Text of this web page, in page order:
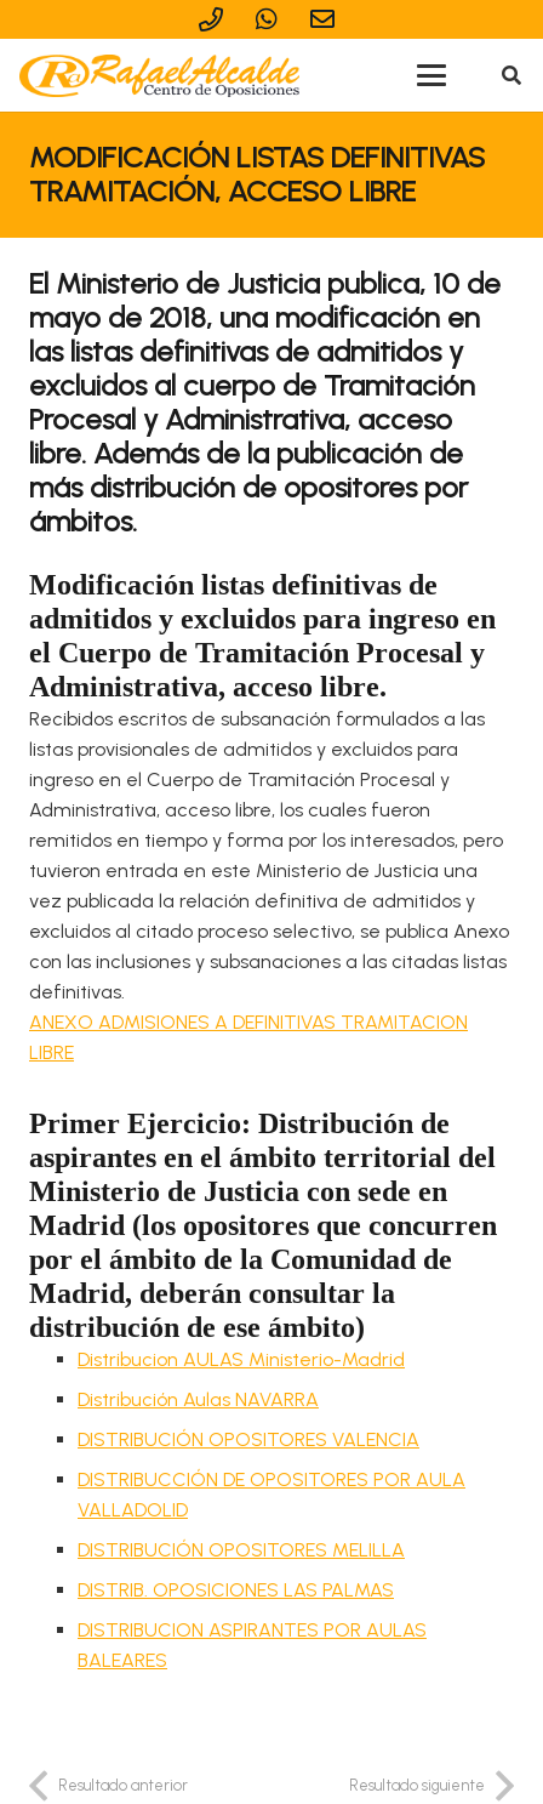
MODIFICACIÓN LISTAS DEFINITIVAS
TRAMITACIÓN, ACCESO LIBRE
El Ministerio de Justicia publica, 10 de
mayo de 2018, una modificación en
las listas definitivas de admitidos y
excluidos al cuerpo de Tramitación
Procesal y Administrativa, acceso
libre. Además de la publicación de
más distribución de opositores por
ámbitos.
Modificación listas definitivas de
admitidos y excluidos para ingreso en
el Cuerpo de Tramitación Procesal y
Administrativa, acceso libre.
Recibidos escritos de subsanación formulados a las
listas provisionales de admitidos y excluidos para
ingreso en el Cuerpo de Tramitación Procesal y
Administrativa, acceso libre, los cuales fueron
remitidos en tiempo y forma por los interesados, pero
tuvieron entrada en este Ministerio de Justicia una
vez publicada la relación definitiva de admitidos y
excluidos al citado proceso selectivo, se publica Anexo
con las inclusiones y subsanaciones a las citadas listas
definitivas.
ANEXO ADMISIONES A DEFINITIVAS TRAMITACION
LIBRE
Primer Ejercicio: Distribución de
aspirantes en el ámbito territorial del
Ministerio de Justicia con sede en
Madrid (los opositores que concurren
por el ámbito de la Comunidad de
Madrid, deberán consultar la
distribución de ese ámbito)
Distribucion AULAS Ministerio-Madrid
Distribución Aulas NAVARRA
DISTRIBUCIÓN OPOSITORES VALENCIA
DISTRIBUCCIÓN DE OPOSITORES POR AULA
VALLADOLID
DISTRIBUCIÓN OPOSITORES MELILLA
DISTRIB. OPOSICIONES LAS PALMAS
DISTRIBUCION ASPIRANTES POR AULAS
BALEARES
Resultado anterior Resultado siguiente